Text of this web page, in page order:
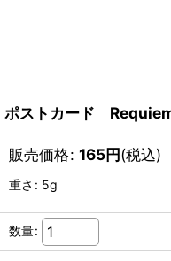
ポストカード
販売価格: 165円(税込)
重さ : 5g
数量: